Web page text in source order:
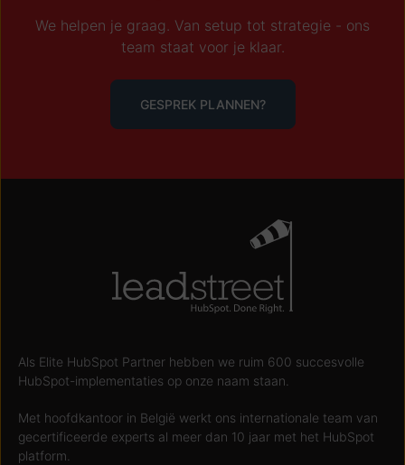
We helpen je graag. Van setup tot strategie - ons
team staat voor je klaar.
GESPREK PLANNEN?
Als Elite HubSpot Partner hebben we ruim 600 succesvolle
HubSpot-implementaties op onze naam staan.
Met hoofdkantoor in België werkt ons internationale team van
gecertificeerde experts al meer dan 10 jaar met het HubSpot
platform.